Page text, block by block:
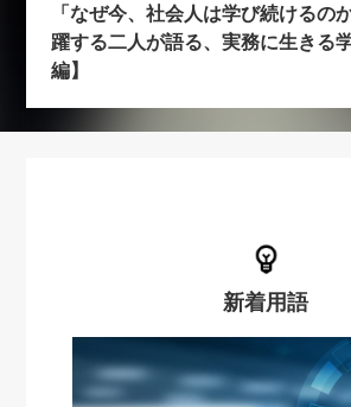
「なぜ今、社会人は学び続けるの
躍する二人が語る、実務に生きる
編】
新着用語